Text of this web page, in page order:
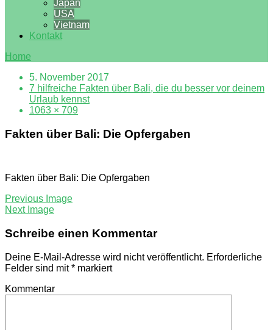
Japan
USA
Vietnam
Kontakt
Home
5. November 2017
7 hilfreiche Fakten über Bali, die du besser vor deinem
Urlaub kennst
1063 × 709
Fakten über Bali: Die Opfergaben
Fakten über Bali: Die Opfergaben
Previous Image
Next Image
Schreibe einen Kommentar
Deine E-Mail-Adresse wird nicht veröffentlicht. Erforderliche
Felder sind mit* markiert
Kommentar